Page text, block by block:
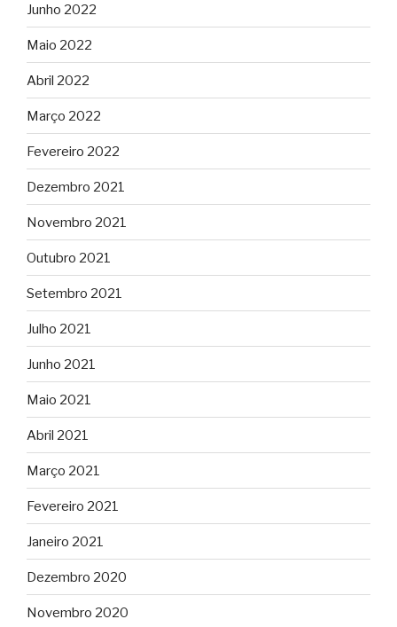
Junho 2022
Maio 2022
Abril 2022
Março 2022
Fevereiro 2022
Dezembro 2021
Novembro 2021
Outubro 2021
Setembro 2021
Julho 2021
Junho 2021
Maio 2021
Abril 2021
Março 2021
Fevereiro 2021
Janeiro 2021
Dezembro 2020
Novembro 2020